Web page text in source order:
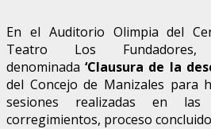
En el Auditorio Olimpia del
Teatro Los
denominada‘Clausura de la
del Concejo de Manizales para
sesiones realizadas en
corregimientos, proceso